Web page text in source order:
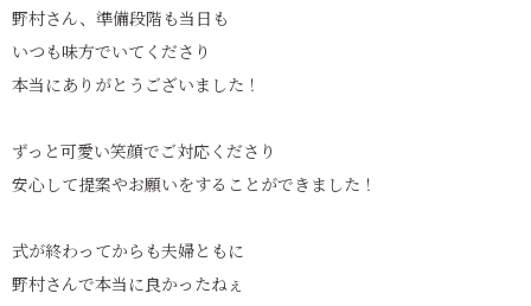
野村さん、準備段階も当日も
いつも味方でいてくださり
本当にありがとうございました！
ずっと可愛い笑顔でご対応くださり
安心して提案やお願いをすることができました！
式が終わってからも夫婦ともに
野村さんで本当に良かったねぇ